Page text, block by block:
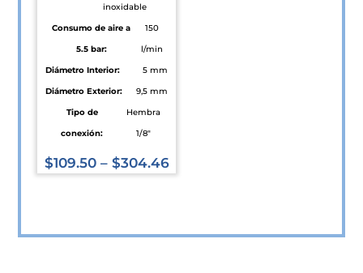
inoxidable
Consumo de aire a
5.5 bar:
150
l/min
Diámetro Interior:
5 mm
Diámetro Exterior:
9,5 mm
Tipo de
conexión:
Hembra
1/8"
$109.50– $304.46